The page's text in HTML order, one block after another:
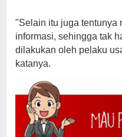
"Selain itu juga tentunya
informasi, sehingga tak
dilakukan oleh pelaku
katanya.